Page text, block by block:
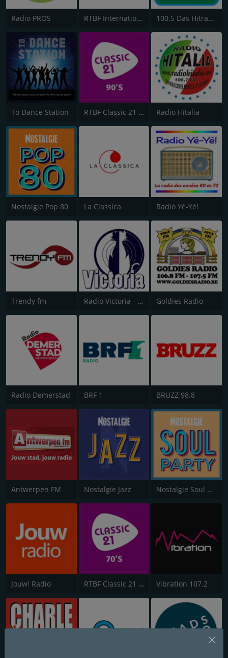
Radio PROS RTBF International 100.5 Das Hitradio FM
To Dance Station RTBF Classic 21 90's Radio Hitalia
Nostalgie Pop 80 La Classica Radio Yé-Yé!
Trendy fm Radio Victoria - Halle Goldies Radio
Radio Demerstad BRF 1 BRUZZ 98.8
Antwerpen FM Nostalgie Jazz Nostalgie Soul Party
Jouw! Radio RTBF Classic 21 70's Vibration 107.2